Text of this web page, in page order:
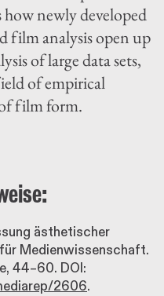
newly developed
film analysis open up
of large data sets,
of empirical
film form.
ästhetischer
Medienwissenschaft.
44–60. DOI:
2606.